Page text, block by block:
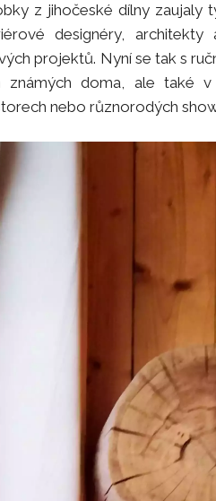
z jihočeské dílny zaujaly
designéry,
projektů. Nyní se tak s
doma, ale také v
nebo různorodých